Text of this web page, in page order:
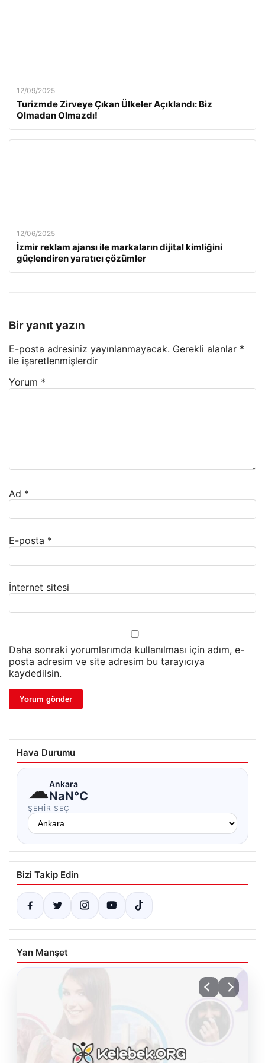
12/09/2025
Turizmde Zirveye Çıkan Ülkeler Açıklandı: Biz
Olmadan Olmazdı!
12/06/2025
İzmir reklam ajansı ile markaların dijital kimliğini
güçlendiren yaratıcı çözümler
Bir yanıt yazın
E-posta adresiniz yayınlanmayacak. Gerekli alanlar *
ile işaretlenmişlerdir
Yorum *
Ad *
E-posta *
İnternet sitesi
Daha sonraki yorumlarımda kullanılması için adım, e-
posta adresim ve site adresim bu tarayıcıya
kaydedilsin.
Hava Durumu
☁Ankara
NaN°C
ŞEHIR SEÇ
Bizi Takip Edin
Yan Manşet